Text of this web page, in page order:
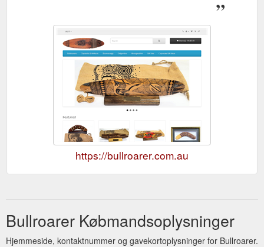
https://bullroarer.com.au
Bullroarer Købmandsoplysninger
Hjemmeside, kontaktnummer og gavekortoplysninger for Bullroarer.